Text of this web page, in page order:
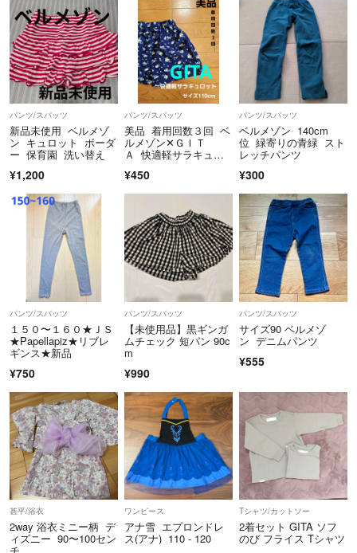
パンツ/スパッツ
新品未使用 ベルメゾ
ン キュロット ボーダ
ー 保育園 洗い替え
¥1,200
パンツ/スパッツ
美品 着用回数３回 ベ
ルメゾン✕ＧＩＴ
Ａ 快適軽サラキュロ
¥450
パンツ/スパッツ
ベルメゾン 140cm
位 緑寄りの青緑 スト
レッチパンツ
¥300
パンツ/スパッツ
１５０〜１６０★ＪＳ
★Papellapiz★リブレ
ギンス★新品
¥750
パンツ/スパッツ
【未使用品】黒ギンガ
ムチェック 短パン 90c
m
¥990
パンツ/スパッツ
サイズ90 ベルメゾ
ン デニムパンツ
¥555
甚平/浴衣
2way 浴衣ミニー柄 デ
ィズニー 90〜100セン
ワンピース
アナ雪 エプロンドレ
ス(アナ) 110 - 120
Tシャツ/カットソー
2着セット GITA ソフ
のび フライス Tシャツ